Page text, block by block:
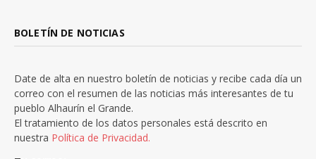
BOLETÍN DE NOTICIAS
Date de alta en nuestro boletín de noticias y recibe cada día un
correo con el resumen de las noticias más interesantes de tu
pueblo Alhaurín el Grande.
El tratamiento de los datos personales está descrito en
nuestra Política de Privacidad.